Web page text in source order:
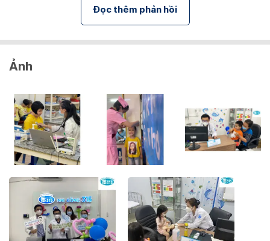
Đọc thêm phản hồi
Ảnh